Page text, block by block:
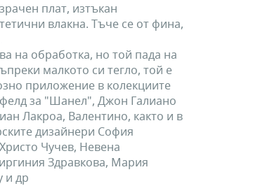
плат, изтъкан
влакна. Тъче се от фина,
на обработка, но той пада на
малкото си тегло, той е
приложение в колекциите
за "Шанел", Джон Галиано
Лакроа, Валентино, както и в
дизайнери София
Чучев, Невена
Здравкова, Мария
и др